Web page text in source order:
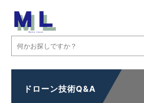
ドローン技術Q&A